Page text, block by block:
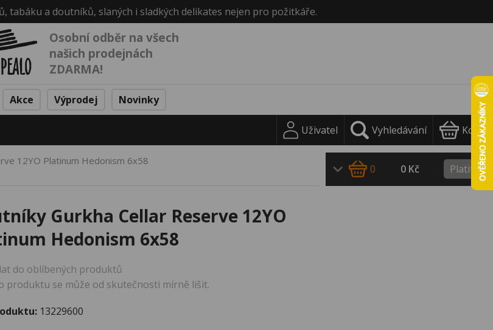
tabáku a doutníků, slaných i sladkých delikates nejen pro požitkáře.
Osobní odběr na všech
našich prodejnách
ZDARMA!
Akce Výprodej Novinky
Uživatel Vyhledávání Košík
12YO Platinum Hedonism 6x58
Gurkha Cellar Reserve 12YO
Hedonism 6x58
do oblíbených produktů
produktu se může od skutečnosti mírně lišit.
13229600
0 0 Kč Platit